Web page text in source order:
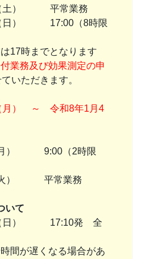
（土） 平常業務
（日） 17:00（8時限
17時までとなります
業務及び効果測定の申
いただきます。
月） ～ 令和8年1月4
月） 9:00（2時限
火） 平常業務
いて
（日） 17:10発 全
間が遅くなる場合があ